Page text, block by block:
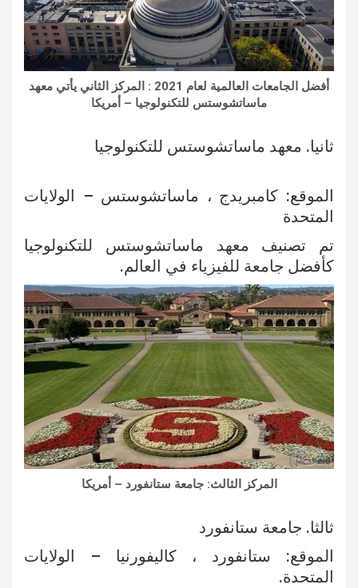
أفضل الجامعات العالمية لعام 2021 : المركز الثاني يأتي معهد
ماساتشوستس للتكنولوجيا – أمريكا
ثانيا. معهد ماساتشوستس للتكنولوجيا
الموقع: كامبريدج ، ماساتشوستس – الولايات
المتحدة
تم تصنيف معهد ماساتشوستس للتكنولوجيا
كأفضل جامعة للفيزياء في العالم.
المركز الثالث: جامعة ستانفورد – أمريكا
ثالثا. جامعة ستانفورد
الموقع: ستانفورد ، كاليفورنيا – الولايات
المتحدة.